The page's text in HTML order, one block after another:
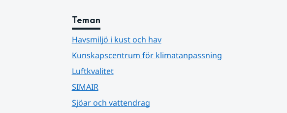
Teman
Havsmiljö i kust och hav
Kunskapscentrum för klimatanpassning
Luftkvalitet
SIMAIR
Sjöar och vattendrag